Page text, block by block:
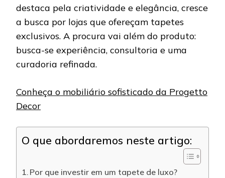
destaca pela criatividade e elegância, cresce
a busca por lojas que ofereçam tapetes
exclusivos. A procura vai além do produto:
busca-se experiência, consultoria e uma
curadoria refinada.
Conheça o mobiliário sofisticado da Progetto
Decor
O que abordaremos neste artigo:
Por que investir em um tapete de luxo?